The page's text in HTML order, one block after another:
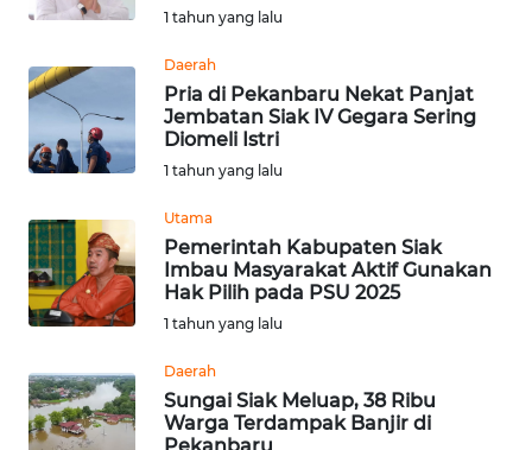
1 tahun yang lalu
Daerah
Pria di Pekanbaru Nekat Panjat
Jembatan Siak IV Gegara Sering
Diomeli Istri
1 tahun yang lalu
Utama
Pemerintah Kabupaten Siak
Imbau Masyarakat Aktif Gunakan
Hak Pilih pada PSU 2025
1 tahun yang lalu
Daerah
Sungai Siak Meluap, 38 Ribu
Warga Terdampak Banjir di
News
Regional
WN
WN
JAKARTA
WN
WN
BANTEN